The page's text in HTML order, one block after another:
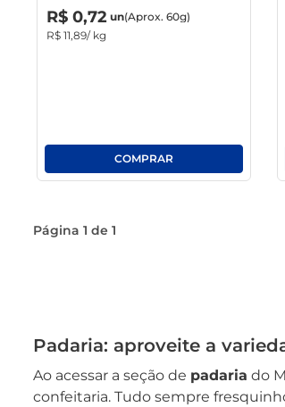
R$ 0,72 un(Aprox. 60g)
R$ 11,89/ kg
Página 1 de 1
Padaria: aproveite a
Ao acessar a seção de padaria do
confeitaria. Tudo sempre